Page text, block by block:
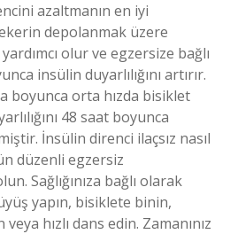
azaltmanın en iyi
depolanmak üzere
olur ve egzersize bağlı
insülin duyarlılığını artırır.
boyunca orta hızda bisiklet
48 saat boyunca
İnsülin direnci ilaçsız nasıl
düzenli egzersiz
Sağlığınıza bağlı olarak
yapın, bisiklete binin,
hızlı dans edin. Zamanınız